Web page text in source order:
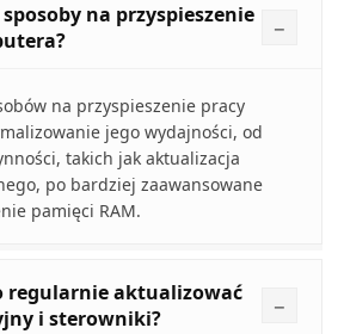
na przyspieszenie
na przyspieszenie pracy
jego wydajności, od
takich jak aktualizacja
po bardziej zaawansowane
pamięci RAM.
regularnie aktualizować
i sterowniki?